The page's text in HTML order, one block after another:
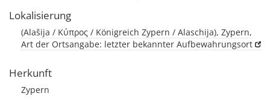
Lokalisierung
(Alašija / Κύπρος / Königreich Zypern / Alaschija), Zypern,
Art der Ortsangabe: letzter bekannter Aufbewahrungsort
Herkunft
Zypern